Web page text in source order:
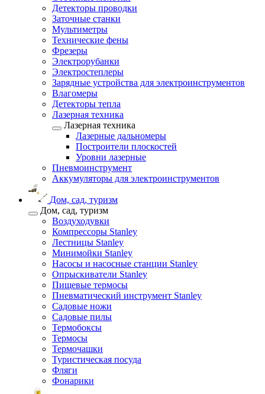
Детекторы проводки
Заточные станки
Мультиметры
Технические фены
Фрезеры
Электрорубанки
Электростеплеры
Зарядные устройства для электроинструментов
Влагомеры
Детекторы тепла
Лазерная техника
Лазерная техника
Лазерные дальномеры
Построители плоскостей
Уровни лазерные
Пневмоинструмент
Аккумуляторы для электроинструментов
Дом, сад, туризм
Дом, сад, туризм
Воздуходувки
Компрессоры Stanley
Лестницы Stanley
Минимойки Stanley
Насосы и насосные станции Stanley
Опрыскиватели Stanley
Пищевые термосы
Пневматический инструмент Stanley
Садовые ножи
Садовые пилы
Термобоксы
Термосы
Термочашки
Туристическая посуда
Фляги
Фонарики